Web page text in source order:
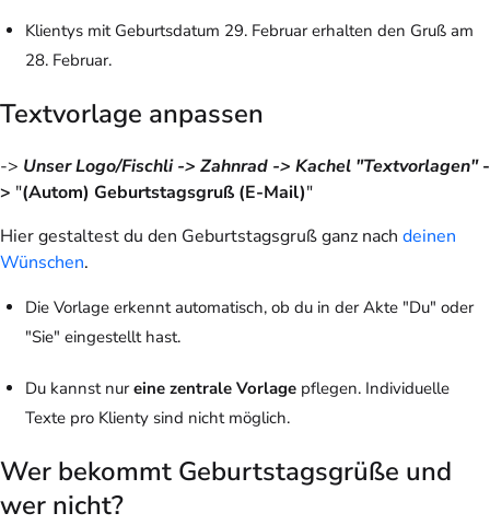
Klientys mit Geburtsdatum 29. Februar erhalten den Gruß am
28. Februar.
Textvorlage anpassen
-> Unser Logo/Fischli -> Zahnrad -> Kachel "Textvorlagen"-
> "(Autom) Geburtstagsgruß (E-Mail)"
Hier gestaltest du den Geburtstagsgruß ganz nach deinen
Wünschen.
Die Vorlage erkennt automatisch, ob du in der Akte "Du" oder
"Sie" eingestellt hast.
Du kannst nureine zentrale Vorlagepflegen. Individuelle
Texte pro Klienty sind nicht möglich.
Wer bekommt Geburtstagsgrüße und
wer nicht?